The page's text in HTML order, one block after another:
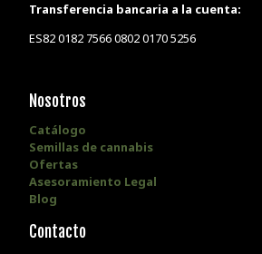
Transferencia bancaria a la cuenta:
ES82 0182 7566 0802 0170 5256
Nosotros
Catálogo
Semillas de cannabis
Ofertas
Asesoramiento Legal
Blog
Contacto